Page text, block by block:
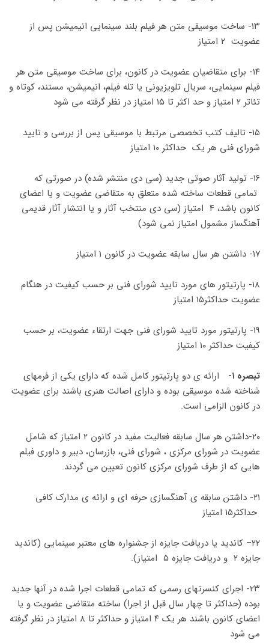
۱۳- ساخت موسیقی متن هر فیلم بلند سینمایی انیمیشن پس از
عضویت ۲ امتیاز
۱۴- برای متقاضیان عضویت در کانون، برای ساخت موسیقی متن هر
فیلم سینمایی، سریال تلویزیونی یا تله فیلم، انیمیشن، مستند، کوتاه و
تئاتر ۲ امتیاز و حد اکثر تا ۱۵ امتیاز در نظر گرفته می شود
۱۵- تالیف کتب تخصصی مرتبط با موسیقی پس از بررسی و تایید
شورای فنی هر یک حداکثر ۱۰ امتیاز
۱۶- تولید آثار صوتی جدید (سی دی منتشر شده) در صورتی که
تمامی قطعات ساخته شده متعلق به متقاضی عضویت و یا اعضای
کانون باشد، ۴ امتیاز (سی دی منتخب آثار و یا انتشار آثار قدیمی
آهنگساز مشمول امتیاز نمی شود)
۱۷- داشتن هر سال سابقه عضویت در کانون ۱ امتیاز
۱۸- پارتیتور های مورد تایید شورای فنی بر حسب کیفیت در هنگام
عضویت حداکثر۱۵ امتیاز
۱۹- پارتیتور مورد تایید شورای فنی جهت ارتقاء عضویت، بر حسب
کیفیت حداکثر ۱۰ امتیاز
تبصره ۱-
ارائه ی دو پارتیتور کامل شده که دارای یکی از فرمهای
شناخته شده موسیقی بوده و دارای اصالت هنری باشند برای عضویت
در کانون الزامی است.
۲۰-داشتن هر سال سابقه فعالیت مفید در کانون ۲ امتیاز که شامل
عضویت در شورای مرکزی ، شورای فنی، بازرسان، دبیر و داوری فیلم
هایی که از طرف شورای مرکزی کانون تعیین می گردند.
۲۱- داشتن سابقه ی آهنگسازی حرفه ای و ارائه ی مدارک کافی
حداکثر۱۵ امتیاز
۲۲– کاندید یا دریافت جایزه از جشنواره های معتبر سینمایی (کاندید
جایزه ۲ و دریافت جایزه ۵ امتیاز).
۲۳- اجرای کنسرتهای رسمی که تمامی قطعات اجرا شده در آنها جدید
بوده (حداکثر تا چهار سال قبل از اجرا) ساخته متقاضی عضویت و یا
اعضای کانون باشند هر یک ۴ امتیاز و حداکثر تا ۸ امتیاز در نظر گرفته
می شود